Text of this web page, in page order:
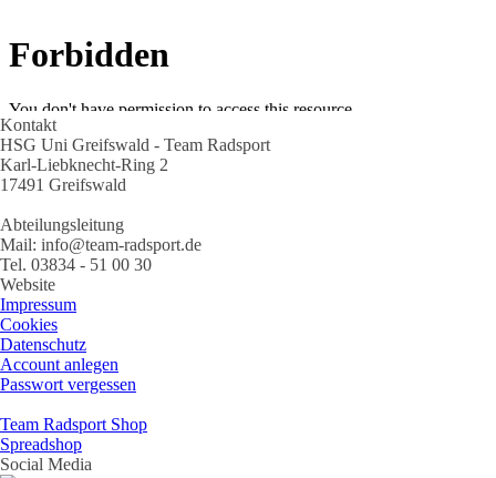
Kontakt
HSG Uni Greifswald - Team Radsport
Karl-Liebknecht-Ring 2
17491 Greifswald
Abteilungsleitung
Mail: info@team-radsport.de
Tel. 03834 - 51 00 30
Website
Impressum
Cookies
Datenschutz
Account anlegen
Passwort vergessen
Team Radsport Shop
Spreadshop
Social Media